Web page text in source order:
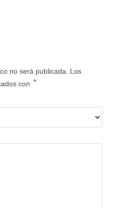
no será publicada.
Los
con *